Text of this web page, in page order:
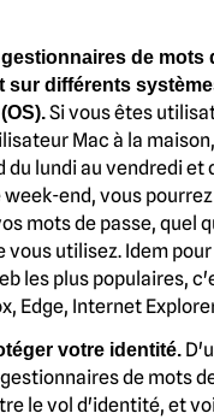
de mots
sur différents
Si vous êtes
Mac à la
du lundi au vendredi et
week-end, vous
mots de passe, quel
vous utilisez. Idem
les plus populaires,
Edge, Internet
votre identité.
de mots
le vol d'identité, et